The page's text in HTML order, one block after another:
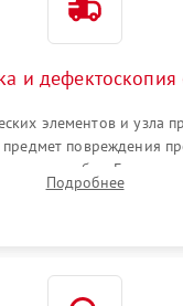
и дефектоскопия
элементов и узла
повреждения
грибка. Бережная
Проверка целостности
Подробнее